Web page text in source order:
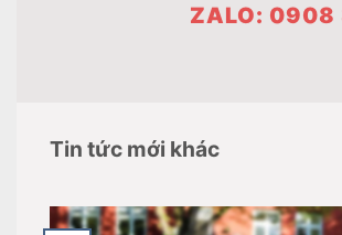
ZALO: 0908
Tin tức mới khác